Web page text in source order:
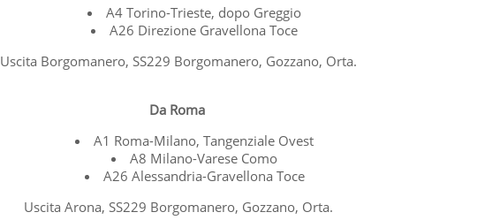
A4 Torino-Trieste, dopo Greggio
A26 Direzione Gravellona Toce
Uscita Borgomanero, SS229 Borgomanero, Gozzano, Orta.
Da Roma
A1 Roma-Milano, Tangenziale Ovest
A8 Milano-Varese Como
A26 Alessandria-Gravellona Toce
Uscita Arona, SS229 Borgomanero, Gozzano, Orta.